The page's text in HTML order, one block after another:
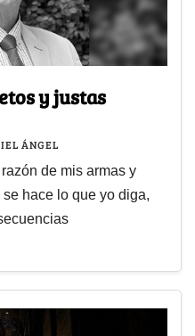
y justas
ÁNGEL
de mis armas y
hace lo que yo diga,